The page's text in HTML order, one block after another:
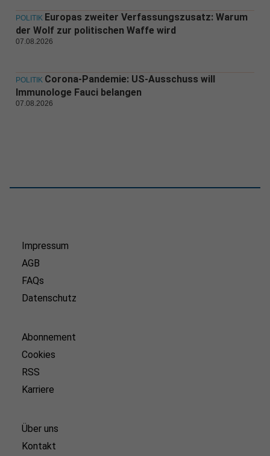
POLITIK Europas zweiter Verfassungszusatz: Warum
der Wolf zur politischen Waffe wird
07.08.2026
POLITIK Corona-Pandemie: US-Ausschuss will
Immunologe Fauci belangen
07.08.2026
Impressum
AGB
FAQs
Datenschutz
Abonnement
Cookies
RSS
Karriere
Über uns
Kontakt